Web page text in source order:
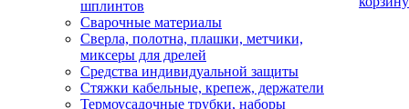
шплинтов
Сварочные материалы
Сверла, полотна, плашки, метчики,
миксеры для дрелей
Средства индивидуальной защиты
Стяжки кабельные, крепеж, держатели
Термоусадочные трубки, наборы